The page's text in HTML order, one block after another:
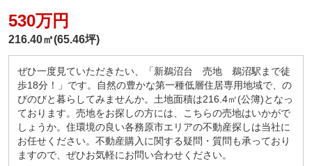
税金の控除、給付金のお話などもさせて頂きます。
□ご来店いただいた際には
カフェ感覚で、お気軽にお越しくださいませ！
キッズコーナー・お菓子サービス！
小さなお子様連れでもご安心してお越しください。
ブロックや積木、おままごとセットなど沢山のおも
ちゃ取り揃えております。お子様用ドリンク、子供
が大好きな駄菓子もご用意しております。
530万円
216.40㎡(65.46坪)
ぜひ一度見ていただきたい、「新鵜沼台 売地 鵜沼駅まで徒
歩18分！」です。自然の豊かな第一種低層住居専用地域で、の
びのびと暮らしてみませんか。土地面積は216.4㎡(公簿)となっ
ております。売地をお探しの方には、こちらの売地はいかがで
しょうか。住環境の良い各務原市エリアの不動産探しは当社に
お任せください。不動産購入に関する疑問・質問も承っており
ますので、ぜひお気軽にお問い合わせください。